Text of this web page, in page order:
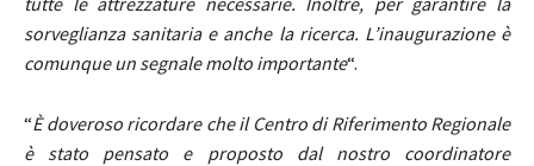
sorveglianza sanitaria e anche la ricerca. L’inaugurazione è
comunque un segnale molto importante“.
“È doveroso ricordare che il Centro di Riferimento Regionale
è stato pensato e proposto dal nostro coordinatore